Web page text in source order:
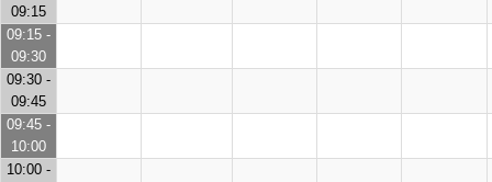
09:15
09:15 -
09:30
09:30 -
09:45
09:45 -
10:00
10:00 -